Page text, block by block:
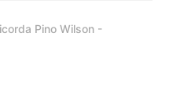
Pino Wilson -